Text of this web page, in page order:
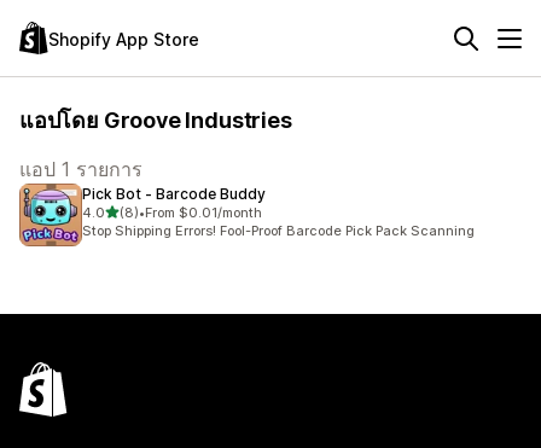
Shopify App Store
แอปโดย Groove Industries
แอป 1 รายการ
Pick Bot ‑ Barcode Buddy
4.0เต็ม 5 ดาว
(8)
ทั้งหมด 8 รีวิว
•From $0.01/month
Stop Shipping Errors! Fool-Proof Barcode Pick Pack Scanning